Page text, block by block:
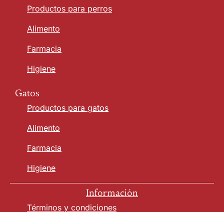
Productos para perros
Alimento
Farmacia
Higiene
Gatos
Productos para gatos
Alimento
Farmacia
Higiene
Información
Términos y condiciones